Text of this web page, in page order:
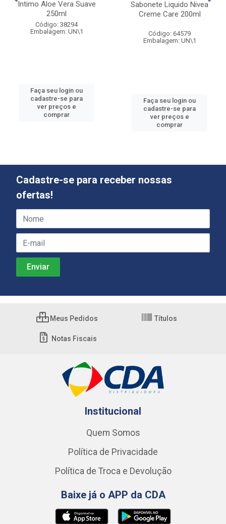
Intimo Aloe Vera Suave
250ml
Código: 38294
Embalagem: UN\1
Faça seu login ou
cadastre-se para
ver preços e
comprar
Sabonete Liquido Nivea
Creme Care 200ml
Código: 64579
Embalagem: UN\1
Faça seu login ou
cadastre-se para
ver preços e
comprar
Cadastre-se para receber nossas
ofertas!
Meus Pedidos Títulos
Notas Fiscais
Institucional
Quem Somos
Política de Privacidade
Política de Troca e Devolução
Baixe já o APP da CDA